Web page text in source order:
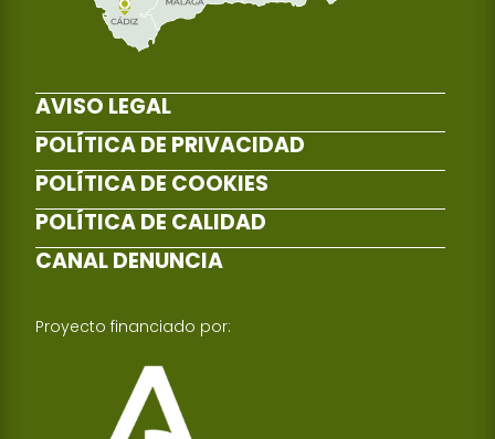
AVISO LEGAL
POLÍTICA DE PRIVACIDAD
POLÍTICA DE COOKIES
POLÍTICA DE CALIDAD
CANAL DENUNCIA
Proyecto financiado por: